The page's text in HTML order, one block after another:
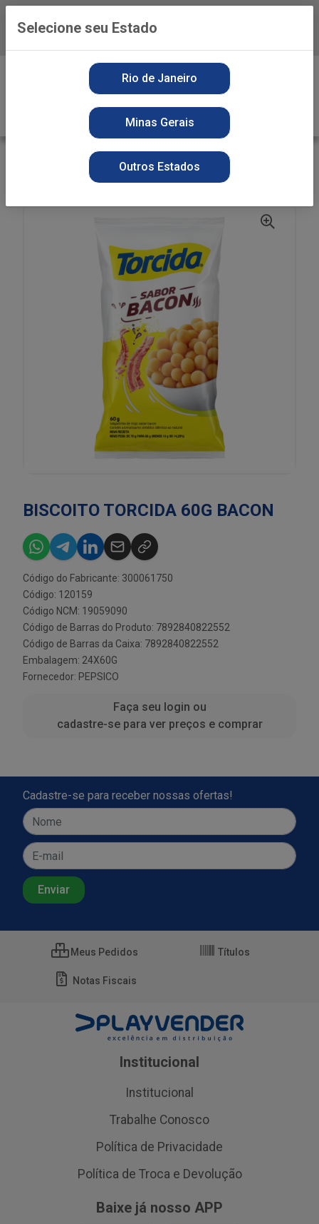
Baixe já o APP da Playvender
SNACKS
SECOS
BISCOITO TORCIDA 60G BACON
BISCOITO TORCIDA 60G BACON
Código do Fabricante: 300061750
Código: 120159
Código NCM: 19059090
Código de Barras do Produto: 7892840822552
Código de Barras da Caixa: 7892840822552
Embalagem: 24X60G
Fornecedor: PEPSICO
Faça seu login ou
cadastre-se para ver preços e comprar
Cadastre-se para receber nossas ofertas!
Meus Pedidos Títulos
Notas Fiscais
Institucional
Institucional
Trabalhe Conosco
Política de Privacidade
Política de Troca e Devolução
Baixe já nosso APP
Selecione seu Estado
Rio de Janeiro
Minas Gerais
Outros Estados